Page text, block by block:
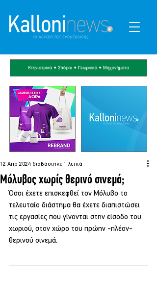
Μόλυβος χωρίς θερινό σινεμά;
12 Απρ 2024 διαβάστηκε 1 λεπτά
Όσοι έχετε επισκεφθεί τον Μόλυβο το
τελευταίο διάστημα θα έχετε διαπιστώσει
τις εργασίες που γίνονται στην είσοδο του
χωριού, στον χώρο του πρώην -πλέον-
θερινού σινεμά.